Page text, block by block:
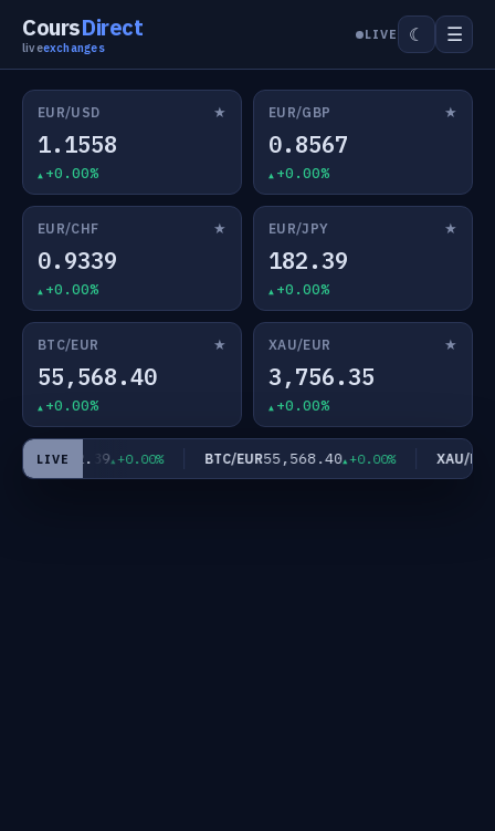
CoursDirect
liveexchanges
LIVE ☾ ☰
EUR/USD ★
1.1558
+0.00%
EUR/GBP ★
0.8567
+0.00%
EUR/CHF ★
0.9339
+0.00%
EUR/JPY ★
182.39
+0.00%
BTC/EUR ★
55,568.40
+0.00%
XAU/EUR ★
3,756.35
+0.00%
LIVE
JPY182.39 +0.00% BTC/EUR55,568.40 +0.00% XAU/EUR